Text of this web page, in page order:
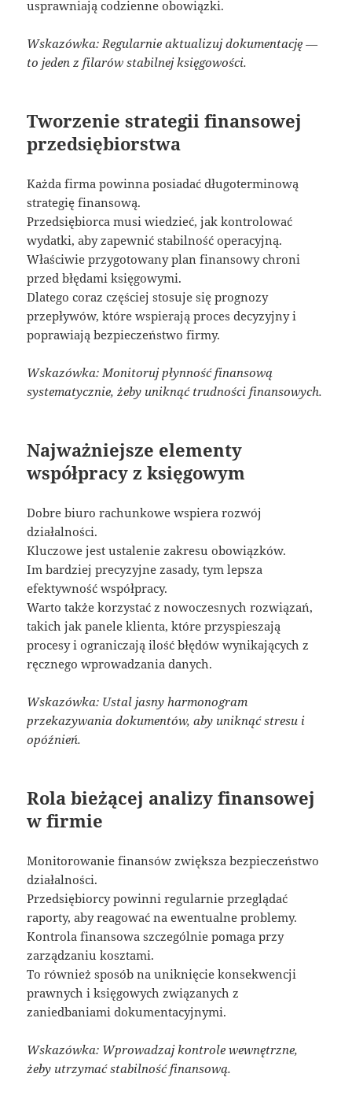
usprawniają codzienne obowiązki.
Wskazówka: Regularnie aktualizuj dokumentację —
to jeden z filarów stabilnej księgowości.
Tworzenie strategii finansowej
przedsiębiorstwa
Każda firma powinna posiadać długoterminową
strategię finansową.
Przedsiębiorca musi wiedzieć, jak kontrolować
wydatki, aby zapewnić stabilność operacyjną.
Właściwie przygotowany plan finansowy chroni
przed błędami księgowymi.
Dlatego coraz częściej stosuje się prognozy
przepływów, które wspierają proces decyzyjny i
poprawiają bezpieczeństwo firmy.
Wskazówka: Monitoruj płynność finansową
systematycznie, żeby uniknąć trudności finansowych.
Najważniejsze elementy
współpracy z księgowym
Dobre biuro rachunkowe wspiera rozwój
działalności.
Kluczowe jest ustalenie zakresu obowiązków.
Im bardziej precyzyjne zasady, tym lepsza
efektywność współpracy.
Warto także korzystać z nowoczesnych rozwiązań,
takich jak panele klienta, które przyspieszają
procesy i ograniczają ilość błędów wynikających z
ręcznego wprowadzania danych.
Wskazówka: Ustal jasny harmonogram
przekazywania dokumentów, aby uniknąć stresu i
opóźnień.
Rola bieżącej analizy finansowej
w firmie
Monitorowanie finansów zwiększa bezpieczeństwo
działalności.
Przedsiębiorcy powinni regularnie przeglądać
raporty, aby reagować na ewentualne problemy.
Kontrola finansowa szczególnie pomaga przy
zarządzaniu kosztami.
To również sposób na uniknięcie konsekwencji
prawnych i księgowych związanych z
zaniedbaniami dokumentacyjnymi.
Wskazówka: Wprowadzaj kontrole wewnętrzne,
żeby utrzymać stabilność finansową.